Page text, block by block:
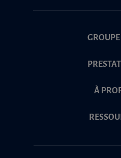
GROUPE
À